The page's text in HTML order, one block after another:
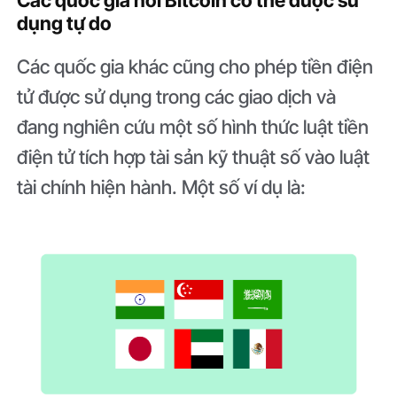
dụng tự do
Các quốc gia khác cũng cho phép tiền điện
tử được sử dụng trong các giao dịch và
đang nghiên cứu một số hình thức luật tiền
điện tử tích hợp tài sản kỹ thuật số vào luật
tài chính hiện hành. Một số ví dụ là: